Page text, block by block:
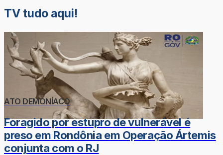
TV tudo aqui!
ATO DEMONÍACO
Foragido por estupro de vulnerável é
preso em Rondônia em Operação Ártemis
conjunta com o RJ